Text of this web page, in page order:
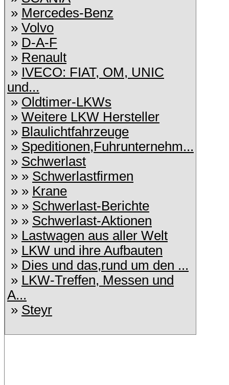
» Mercedes-Benz
» Volvo
» D-A-F
» Renault
» IVECO: FIAT, OM, UNIC
und...
» Oldtimer-LKWs
» Weitere LKW Hersteller
» Blaulichtfahrzeuge
» Speditionen,Fuhrunternehm...
» Schwerlast
» » Schwerlastfirmen
» » Krane
» » Schwerlast-Berichte
» » Schwerlast-Aktionen
» Lastwagen aus aller Welt
» LKW und ihre Aufbauten
» Dies und das,rund um den ...
» LKW-Treffen, Messen und
A...
» Steyr